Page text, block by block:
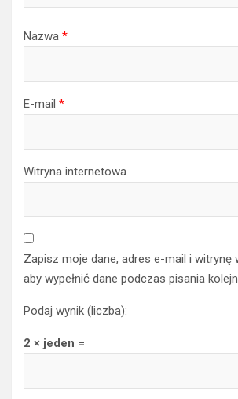
Nazwa *
E-mail *
Witryna internetowa
Zapisz moje dane, adres e-mail i witrynę
aby wypełnić dane podczas pisania
Podaj wynik (liczba):
2 × jeden =